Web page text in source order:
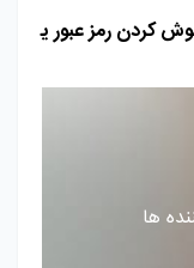
کردن رمز عبور ی
ها